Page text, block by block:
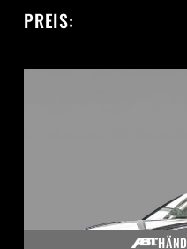
PREIS: